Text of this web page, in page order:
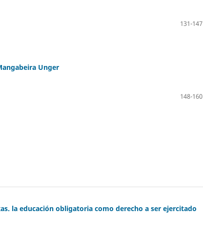
131-147
Unger
148-160
la educación obligatoria como derecho a ser ejercitado